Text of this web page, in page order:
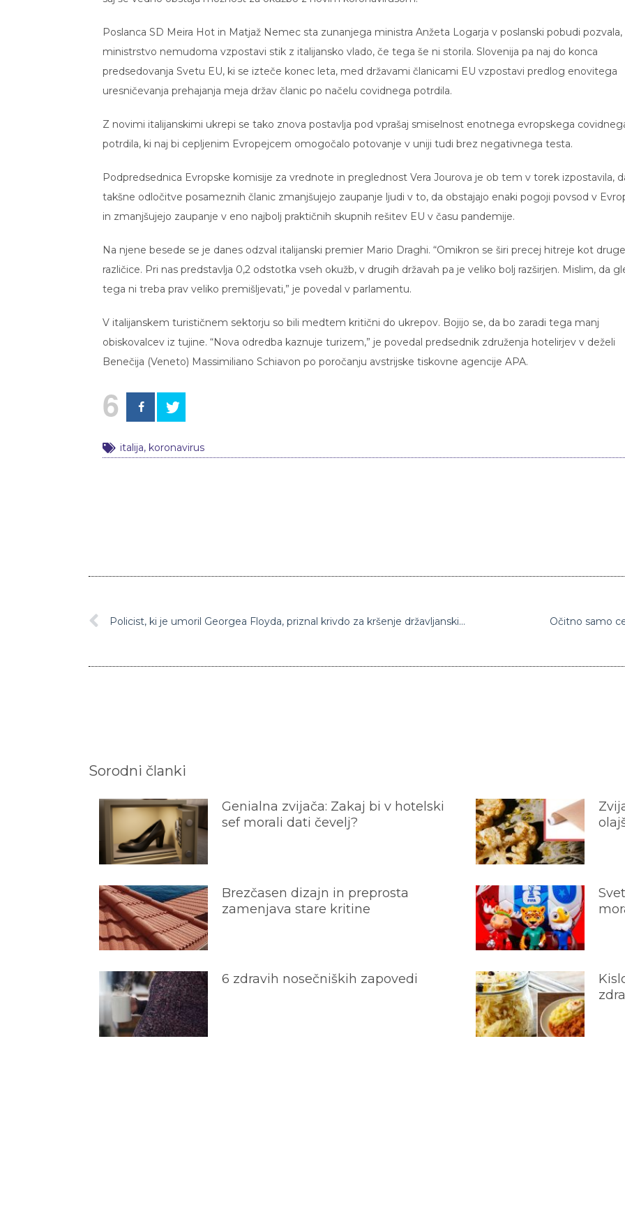
Poslanca SD Meira Hot in Matjaž Nemec sta zunanjega ministra Anžeta Logarja v poslanski pobudi pozvala,
ministrstvo nemudoma vzpostavi stik z italijansko vlado, če tega še ni storila. Slovenija pa naj do konca
predsedovanja Svetu EU, ki se izteče konec leta, med državami članicami EU vzpostavi predlog enovitega
uresničevanja prehajanja meja držav članic po načelu covidnega potrdila.
Z novimi italijanskimi ukrepi se tako znova postavlja pod vprašaj smiselnost enotnega evropskega
potrdila, ki naj bi cepljenim Evropejcem omogočalo potovanje v uniji tudi brez negativnega testa.
Podpredsednica Evropske komisije za vrednote in preglednost Vera Jourova je ob tem v torek izpostavila,
takšne odločitve posameznih članic zmanjšujejo zaupanje ljudi v to, da obstajajo enaki pogoji povsod v
in zmanjšujejo zaupanje v eno najbolj praktičnih skupnih rešitev EU v času pandemije.
Na njene besede se je danes odzval italijanski premier Mario Draghi. “Omikron se širi precej hitreje kot druge
različice. Pri nas predstavlja 0,2 odstotka vseh okužb, v drugih državah pa je veliko bolj razširjen. Mislim, da
tega ni treba prav veliko premišljevati,” je povedal v parlamentu.
V italijanskem turističnem sektorju so bili medtem kritični do ukrepov. Bojijo se, da bo zaradi tega manj
obiskovalcev iz tujine. “Nova odredba kaznuje turizem,” je povedal predsednik združenja hotelirjev v deželi
Benečija (Veneto) Massimiliano Schiavon po poročanju avstrijske tiskovne agencije APA.
6
italija, koronavirus
Policist, ki je umoril Georgea Floyda, priznal krivdo za kršenje državljanskih pravic Očitno samo
Sorodni članki
Genialna zvijača: Zakaj bi v hotelski
sef morali dati čevelj?
Brezčasen dizajn in preprosta
zamenjava stare kritine
6 zdravih nosečniških zapovedi